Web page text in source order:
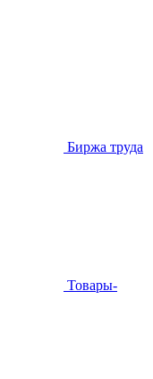
Биржа труда
Товары-